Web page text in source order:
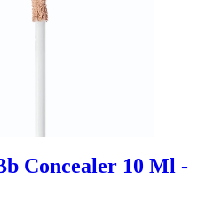
Concealer 10 Ml -